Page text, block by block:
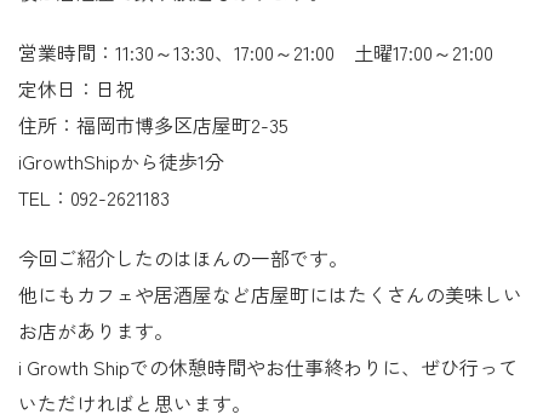
営業時間：11:30～13:30、17:00～21:00 土曜17:00～21:00
定休日：日祝
住所：福岡市博多区店屋町2-35
iGrowthShipから徒歩1分
TEL：092-2621183
今回ご紹介したのはほんの一部です。
他にもカフェや居酒屋など店屋町にはたくさんの美味しい
お店があります。
i Growth Shipでの休憩時間やお仕事終わりに、ぜひ行って
いただければと思います。